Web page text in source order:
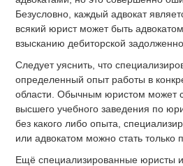
Безусловно, каждый адвокат
всякий юрист может быть
взысканию дебиторской
Следует уяснить, что
определенный опыт работы в
области. Обычным юристом может
высшего учебного заведения по
без какого либо опыта,
или адвокатом можно стать только
Ещё специализированные юристы